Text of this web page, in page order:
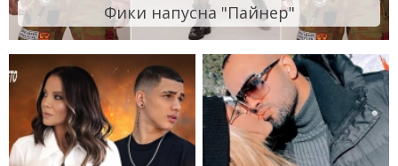
Фики напусна "Пайнер"